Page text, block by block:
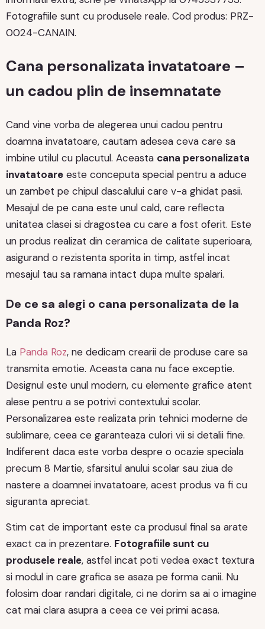
Fotografiile sunt cu produsele reale. Cod produs: PRZ-
0024-CANAIN.
Cana personalizata invatatoare –
un cadou plin de insemnatate
Cand vine vorba de alegerea unui cadou pentru
doamna invatatoare, cautam adesea ceva care sa
imbine utilul cu placutul. Aceasta cana personalizata
invatatoare este conceputa special pentru a aduce
un zambet pe chipul dascalului care v-a ghidat pasii.
Mesajul de pe cana este unul cald, care reflecta
unitatea clasei si dragostea cu care a fost oferit. Este
un produs realizat din ceramica de calitate superioara,
asigurand o rezistenta sporita in timp, astfel incat
mesajul tau sa ramana intact dupa multe spalari.
De ce sa alegi o cana personalizata de la
Panda Roz?
La Panda Roz, ne dedicam crearii de produse care sa
transmita emotie. Aceasta cana nu face exceptie.
Designul este unul modern, cu elemente grafice atent
alese pentru a se potrivi contextului scolar.
Personalizarea este realizata prin tehnici moderne de
sublimare, ceea ce garanteaza culori vii si detalii fine.
Indiferent daca este vorba despre o ocazie speciala
precum 8 Martie, sfarsitul anului scolar sau ziua de
nastere a doamnei invatatoare, acest produs va fi cu
siguranta apreciat.
Stim cat de important este ca produsul final sa arate
exact ca in prezentare. Fotografiile sunt cu
produsele reale, astfel incat poti vedea exact textura
si modul in care grafica se asaza pe forma canii. Nu
folosim doar randari digitale, ci ne dorim sa ai o imagine
cat mai clara asupra a ceea ce vei primi acasa.